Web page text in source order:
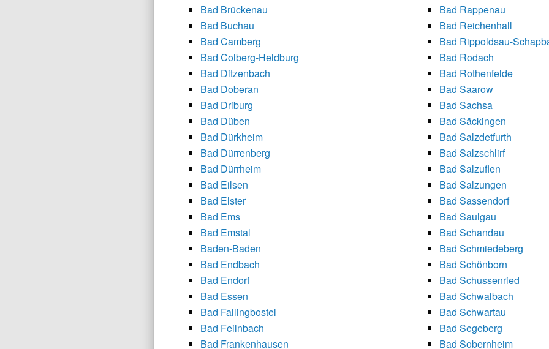
Bad Brückenau
Bad Buchau
Bad Camberg
Bad Colberg-Heldburg
Bad Ditzenbach
Bad Doberan
Bad Driburg
Bad Düben
Bad Dürkheim
Bad Dürrenberg
Bad Dürrheim
Bad Eilsen
Bad Elster
Bad Ems
Bad Emstal
Baden-Baden
Bad Endbach
Bad Endorf
Bad Essen
Bad Fallingbostel
Bad Feilnbach
Bad Frankenhausen
Bad Rappenau
Bad Reichenhall
Bad Rippoldsau-
Bad Rodach
Bad Rothenfelde
Bad Saarow
Bad Sachsa
Bad Säckingen
Bad Salzdetfurth
Bad Salzschlirf
Bad Salzuflen
Bad Salzungen
Bad Sassendorf
Bad Saulgau
Bad Schandau
Bad Schmiedeberg
Bad Schönborn
Bad Schussenried
Bad Schwalbach
Bad Schwartau
Bad Segeberg
Bad Sobernheim